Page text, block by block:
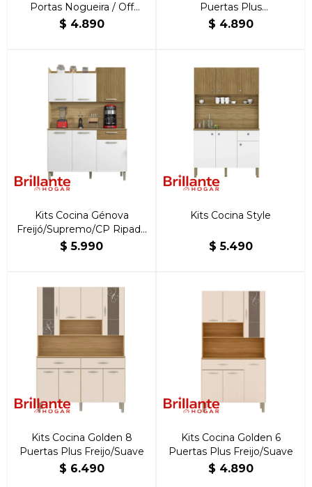
Portas Nogueira / Off
White
$ 4.890
Puertas Plus
Freijo/Supremo/CP Ripiado
$ 4.890
Kits Cocina Génova
Freijó/Supremo/CP Ripado
Freijó
$ 5.990
Kits Cocina Style
$ 5.490
Kits Cocina Golden 8
Puertas Plus Freijo/Suave
$ 6.490
Kits Cocina Golden 6
Puertas Plus Freijo/Suave
$ 4.890